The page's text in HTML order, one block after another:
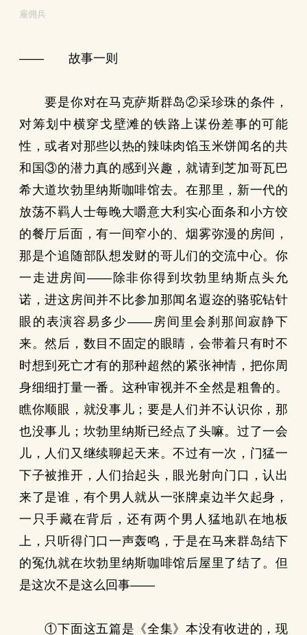
雇佣兵
—— 故事一则
要是你对在马克萨斯群岛②采珍珠的条件，
对筹划中横穿戈壁滩的铁路上谋份差事的可能
性，或者对那些以热的辣味肉馅玉米饼闻名的共
和国③的潜力真的感到兴趣，就请到芝加哥瓦巴
希大道坎勃里纳斯咖啡馆去。在那里，新一代的
放荡不羁人士每晚大嚼意大利实心面条和小方饺
的餐厅后面，有一间窄小的、烟雾弥漫的房间，
那是个追随部队想发财的哥儿们的交流中心。你
一走进房间——除非你得到坎勃里纳斯点头允
诺，进这房间并不比参加那闻名遐迩的骆驼钻针
眼的表演容易多少——房间里会刹那间寂静下
来。然后，数目不固定的眼睛，会带着只有时不
时想到死亡才有的那种超然的紧张神情，把你周
身细细打量一番。这种审视并不全然是粗鲁的。
瞧你顺眼，就没事儿；要是人们并不认识你，那
也没事儿；坎勃里纳斯已经点了头嘛。过了一会
儿，人们又继续聊起天来。不过有一次，门猛一
下子被推开，人们抬起头，眼光射向门口，认出
来了是谁，有个男人就从一张牌桌边半欠起身，
一只手藏在背后，还有两个男人猛地趴在地板
上，只听得门口一声轰鸣，于是在马来群岛结下
的冤仇就在坎勃里纳斯咖啡馆后屋里了结了。但
是这次不是这么回事——
①下面这五篇是《全集》本没有收进的，现